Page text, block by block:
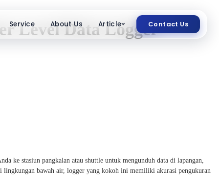
Service About Us Article Contact Us
Level Data Logger
ke stasiun pangkalan atau shuttle untuk mengunduh data di lapangan,
lingkungan bawah air, logger yang kokoh ini memiliki akurasi pengukuran